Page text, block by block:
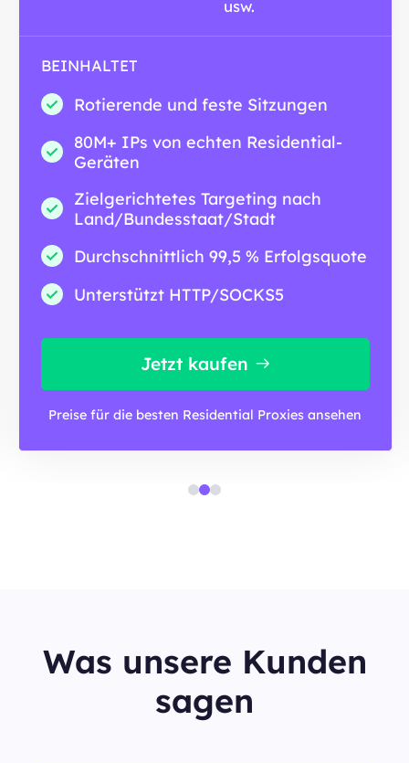
usw.
BEINHALTET
Rotierende und feste Sitzungen
80M+ IPs von echten Residential-
Geräten
Zielgerichtetes Targeting nach
Land/Bundesstaat/Stadt
Durchschnittlich 99,5 % Erfolgsquote
Unterstützt HTTP/SOCKS5
Jetzt kaufen
Preise für die besten Residential Proxies ansehen
Was unsere Kunden
sagen